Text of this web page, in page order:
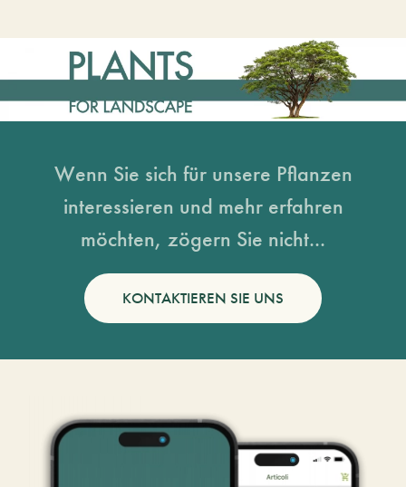
Wenn Sie sich für unsere Pflanzen
interessieren und mehr erfahren
möchten, zögern Sie nicht...
KONTAKTIEREN SIE UNS